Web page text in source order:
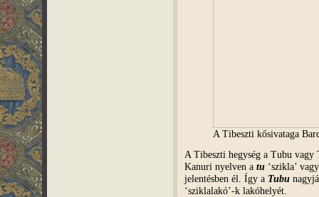
A Tibeszti kősivataga
A Tibeszti hegység a Tubu
Kanuri nyelven a tu‘szikla’
jelentésben él. Így a Tubu
‘sziklalakó’-k lakóhelyét.